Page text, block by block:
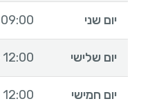
יום שני 09:00
יום שלישי 12:00
יום חמישי 12:00